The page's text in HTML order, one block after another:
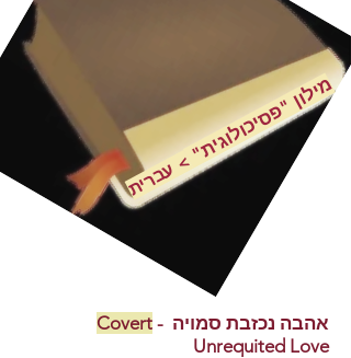
מילון "פסיכולוגית"
> עברית
אהבה נכזבת סמויה - Covert
Unrequited Love